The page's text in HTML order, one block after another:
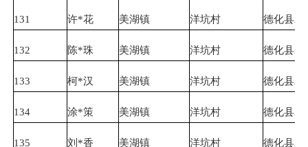
131 许*花 美湖镇 洋坑村 德化县农
132 陈*珠 美湖镇 洋坑村 德化县农
133 柯*汉 美湖镇 洋坑村 德化县农
134 涂*策 美湖镇 洋坑村 德化县农
135 刘*香 美湖镇 洋坑村 德化县农